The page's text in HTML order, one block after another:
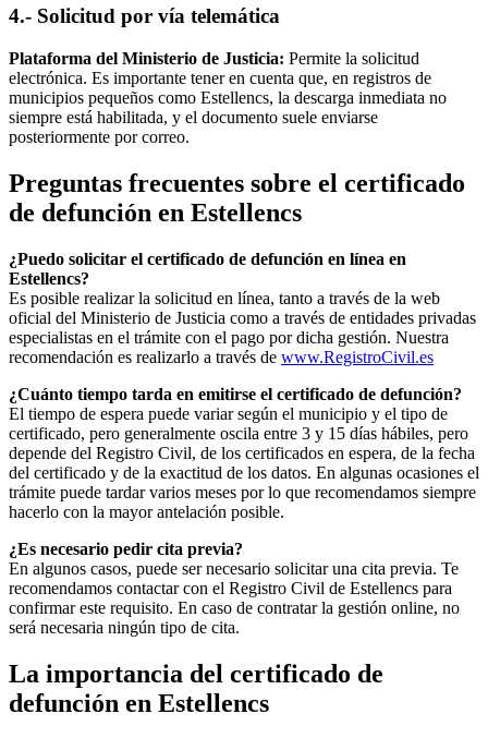
4.- Solicitud por vía telemática
Plataforma del Ministerio de Justicia: Permite la solicitud
electrónica. Es importante tener en cuenta que, en registros de
municipios pequeños como Estellencs, la descarga inmediata no
siempre está habilitada, y el documento suele enviarse
posteriormente por correo.
Preguntas frecuentes sobre el certificado
de defunción en Estellencs
¿Puedo solicitar el certificado de defunción en línea en
Estellencs?
Es posible realizar la solicitud en línea, tanto a través de la web
oficial del Ministerio de Justicia como a través de entidades privadas
especialistas en el trámite con el pago por dicha gestión. Nuestra
recomendación es realizarlo a través de www.RegistroCivil.es
¿Cuánto tiempo tarda en emitirse el certificado de defunción?
El tiempo de espera puede variar según el municipio y el tipo de
certificado, pero generalmente oscila entre 3 y 15 días hábiles, pero
depende del Registro Civil, de los certificados en espera, de la fecha
del certificado y de la exactitud de los datos. En algunas ocasiones el
trámite puede tardar varios meses por lo que recomendamos siempre
hacerlo con la mayor antelación posible.
¿Es necesario pedir cita previa?
En algunos casos, puede ser necesario solicitar una cita previa. Te
recomendamos contactar con el Registro Civil de Estellencs para
confirmar este requisito. En caso de contratar la gestión online, no
será necesaria ningún tipo de cita.
La importancia del certificado de
defunción en Estellencs